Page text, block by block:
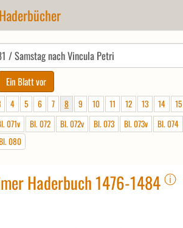
4 5 6 7 8 9 10 11 12 13 14
15
071v Bl. 072 Bl. 072v Bl. 073 Bl. 073v
Bl. 074
080
Haderbuch 1476-1484 ⓘ